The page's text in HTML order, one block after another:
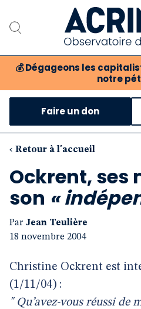
💰 Dégageons les
notre
Notre
Notre critique
Nos
Notre
Faire un don
‹ Retour à l'accueil
Ockrent, ses
son «
Par Jean Teulière
18 novembre 2004
Christine Ockrent est
(1/11/04) :
" Qu’avez-vous réussi de